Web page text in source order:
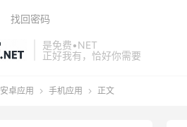
是免费•NET
正好我有，恰好你需要
找回密码
安卓应用  手机应用  正文